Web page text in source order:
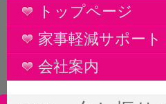
トップページ
家事軽減サポート
会社案内